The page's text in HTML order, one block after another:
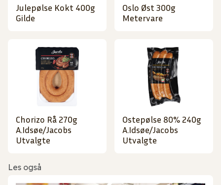
Julepølse Kokt 400g
Gilde
Oslo Øst 300g
Metervare
Chorizo Rå 270g
A.Idsøe/Jacobs
Utvalgte
Ostepølse 80% 240g
A.Idsøe/Jacobs
Utvalgte
Les også